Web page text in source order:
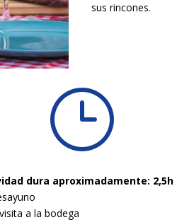
sus rincones.
}
dura aproximadamente: 2,5h
a la bodega